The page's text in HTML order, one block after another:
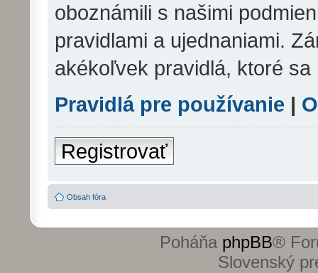
oboznámili s našimi
pravidlami a ujednaniami.
akékoľvek pravidlá, ktoré sa
Pravidlá pre používanie |
Registrovať
Obsah fóra
Poháňa phpBB®
Slovenský